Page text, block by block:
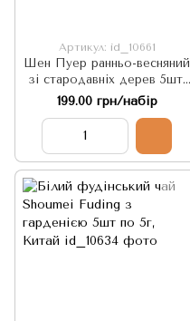
Артикул: id_10661
Шен Пуер ранньо-весняний
зі стародавніх дерев 5шт.
по 6г. Китай
199.00 грн/набір